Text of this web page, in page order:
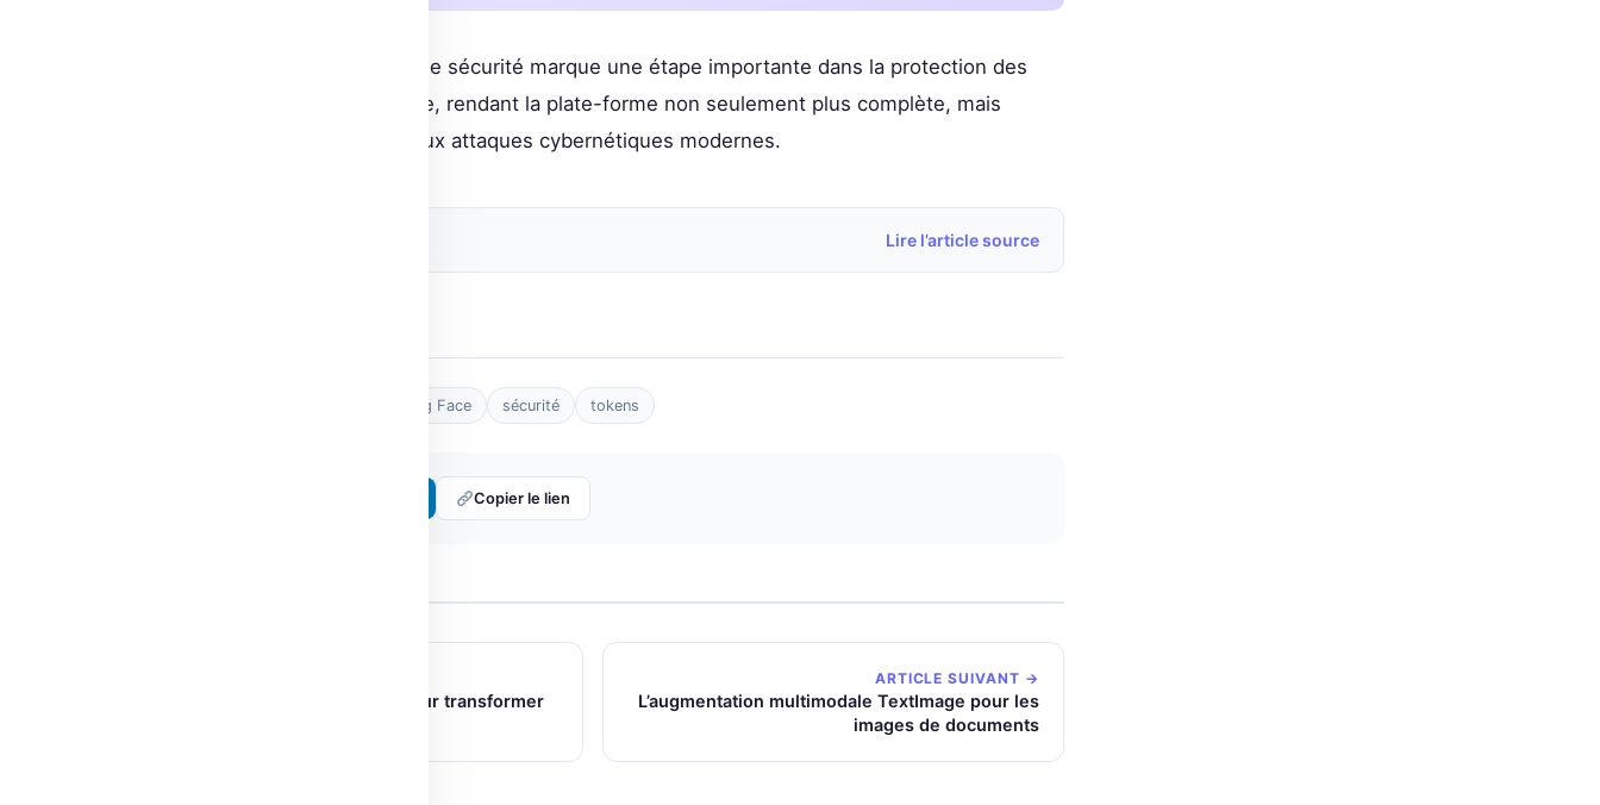
L’ajout de telles fonctionnalités de sécurité marque une étape importante dans la protection des
utilisateurs du Hub Hugging Face, rendant la plate-forme non seulement plus complète, mais
également plus résiliente face aux attaques cybernétiques modernes.
Lire l’article source
Hugging Face sécurité tokens
Copier le lien
Hugging Face intègre XetHub pour transformer
ARTICLE SUIVANT →
L’augmentation multimodale TextImage pour les
images de documents